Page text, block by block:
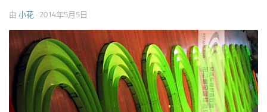
由 小花 · 2014年5月5日